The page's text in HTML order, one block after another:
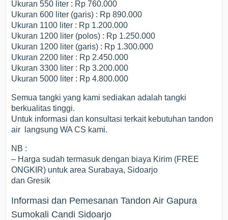
Ukuran 550 liter : Rp 760.000
Ukuran 600 liter (garis) : Rp 890.000
Ukuran 1100 liter : Rp 1.200.000
Ukuran 1200 liter (polos) : Rp 1.250.000
Ukuran 1200 liter (garis) : Rp 1.300.000
Ukuran 2200 liter : Rp 2.450.000
Ukuran 3300 liter : Rp 3.200.000
Ukuran 5000 liter : Rp 4.800.000
Semua tangki yang kami sediakan adalah tangki
berkualitas tinggi.
Untuk informasi dan konsultasi terkait kebutuhan tandon
air langsung WA CS kami.
NB :
– Harga sudah termasuk dengan biaya Kirim (FREE
ONGKIR) untuk area Surabaya, Sidoarjo
dan Gresik
Informasi dan Pemesanan Tandon Air Gapura
Sumokali Candi Sidoarjo